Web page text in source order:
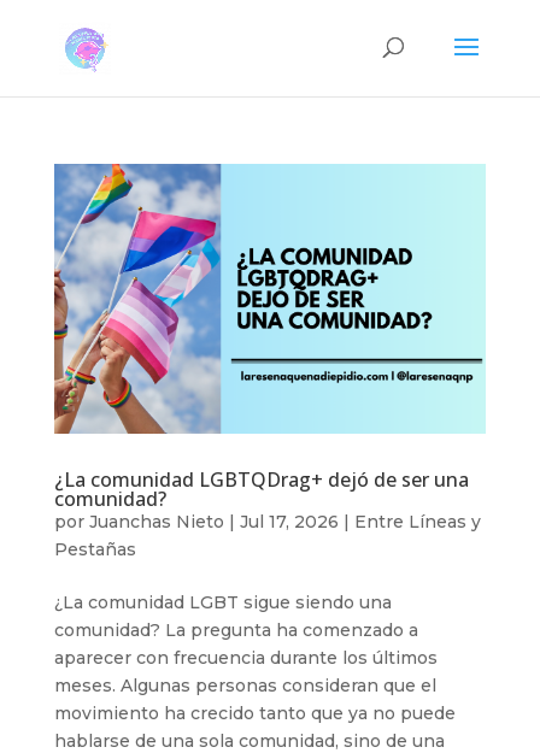
¿La comunidad LGBTQDrag+ dejó de ser una
comunidad?
por Juanchas Nieto | Jul 17, 2026 | Entre Líneas y
Pestañas
¿La comunidad LGBT sigue siendo una
comunidad? La pregunta ha comenzado a
aparecer con frecuencia durante los últimos
meses. Algunas personas consideran que el
movimiento ha crecido tanto que ya no puede
hablarse de una sola comunidad, sino de una